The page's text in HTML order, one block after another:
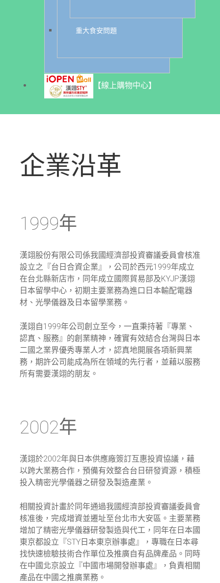
重大食安問題
【線上購物中心】
企業沿革
1999年
漢翊股份有限公司係我國經濟部投資審議委員會核准
設立之『台日合資企業』，公司於西元1999年成立
在台北縣新店市，同年成立國際貿易部及KYJP漢翊
日本留學中心，初期主要業務為進口日本輸配電器
材、光學儀器及日本留學業務。
漢翊自1999年公司創立至今，一直秉持著『專業、
認真、服務』的創業精神，確實有效結合台灣與日本
二國之業界優秀專業人才，認真地開展各項新興業
務，期許公司能成為所在領域的先行者，並藉以服務
所有需要漢翊的朋友。
2002年
漢翊於2002年與日本供應廠簽訂互惠投資協議，藉
以跨大業務合作，預備有效整合台日研發資源，積極
投入精密光學儀器之研發及製造產業。
相關投資計畫於同年通過我國經濟部投資審議委員會
核准後，完成增資並遷址至台北市大安區。主要業務
增加了精密光學儀器研發製造與代工，同年在日本國
東京都設立『STY日本東京辦事處』，專職在日本尋
找快速檢驗技術合作單位及推廣自有品牌產品。同時
在中國北京設立『中國市場開發辦事處』，負責相關
產品在中國之推廣業務。